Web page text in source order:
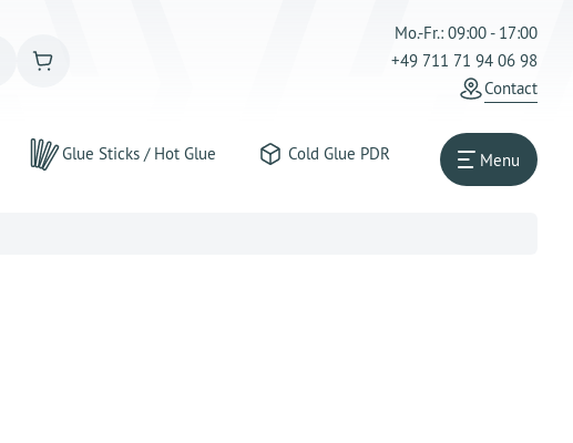
Mo.-Fr.: 09:00 - 17:00
+49 711 71 94 06 98
Contact
Glue Sticks / Hot Glue Cold Glue PDR Menu